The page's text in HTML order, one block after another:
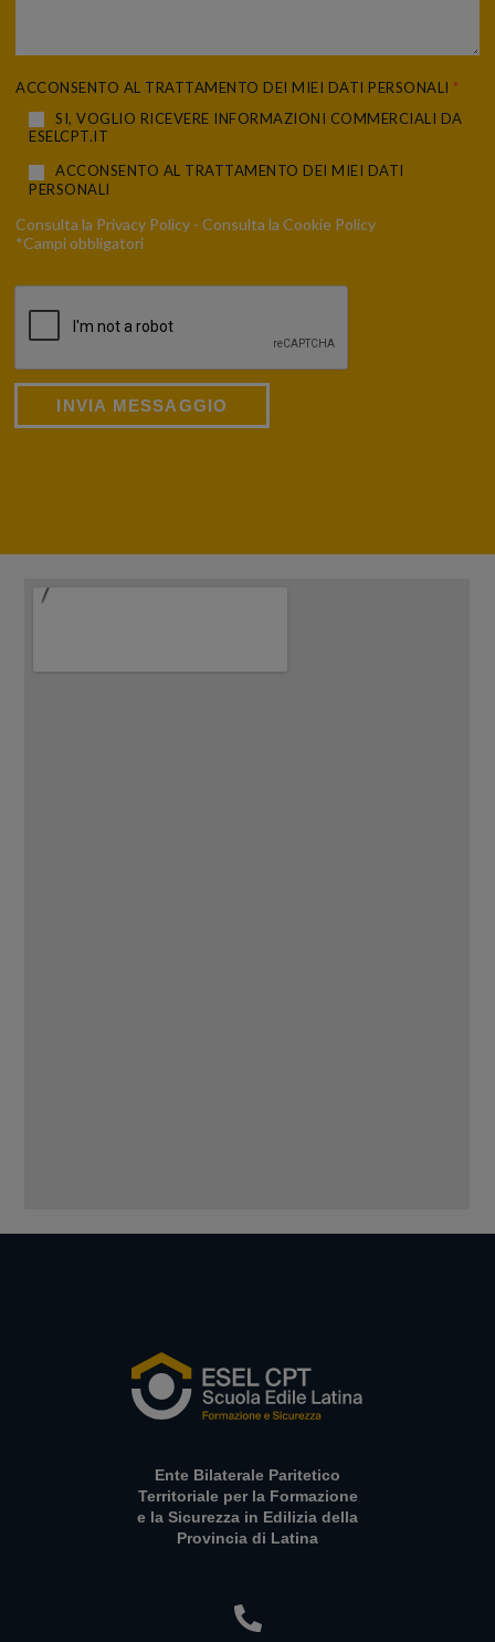
ACCONSENTO AL TRATTAMENTO DEI MIEI DATI PERSONALI *
SI, VOGLIO RICEVERE INFORMAZIONI COMMERCIALI DA
ESELCPT.IT
ACCONSENTO AL TRATTAMENTO DEI MIEI DATI
PERSONALI
Consulta la Privacy Policy - Consulta laCookie Policy
*Campi obbligatori
INVIA MESSAGGIO
Ente Bilaterale Paritetico
Territoriale per la Formazione
e la Sicurezza in Edilizia della
Provincia di Latina